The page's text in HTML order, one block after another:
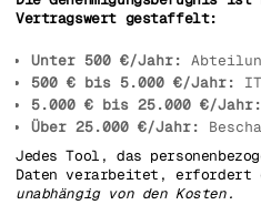
Vertragswert gestaffelt:
Unter 500 €/Jahr:
500 € bis 5.000 €/Jahr:
5.000 € bis 25.000 €/Jahr:
Über 25.000 €/Jahr:
Jedes Tool, das
Daten verarbeitet, erfordert
unabhängig von den Kosten.